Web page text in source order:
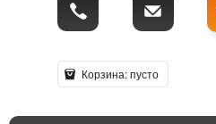
Корзина:пусто